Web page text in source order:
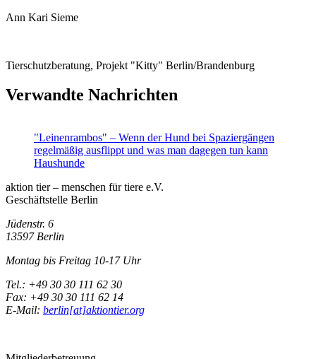
Ann Kari Sieme
Tierschutzberatung, Projekt "Kitty" Berlin/Brandenburg
Verwandte Nachrichten
"Leinenrambos" – Wenn der Hund bei Spaziergängen
regelmäßig ausflippt und was man dagegen tun kann
Haushunde
aktion tier – menschen für tiere e.V.
Geschäftstelle Berlin
Jüdenstr. 6
13597 Berlin
Montag bis Freitag 10-17 Uhr
Tel.: +49 30 30 111 62 30
Fax: +49 30 30 111 62 14
E-Mail: berlin[at]aktiontier.org